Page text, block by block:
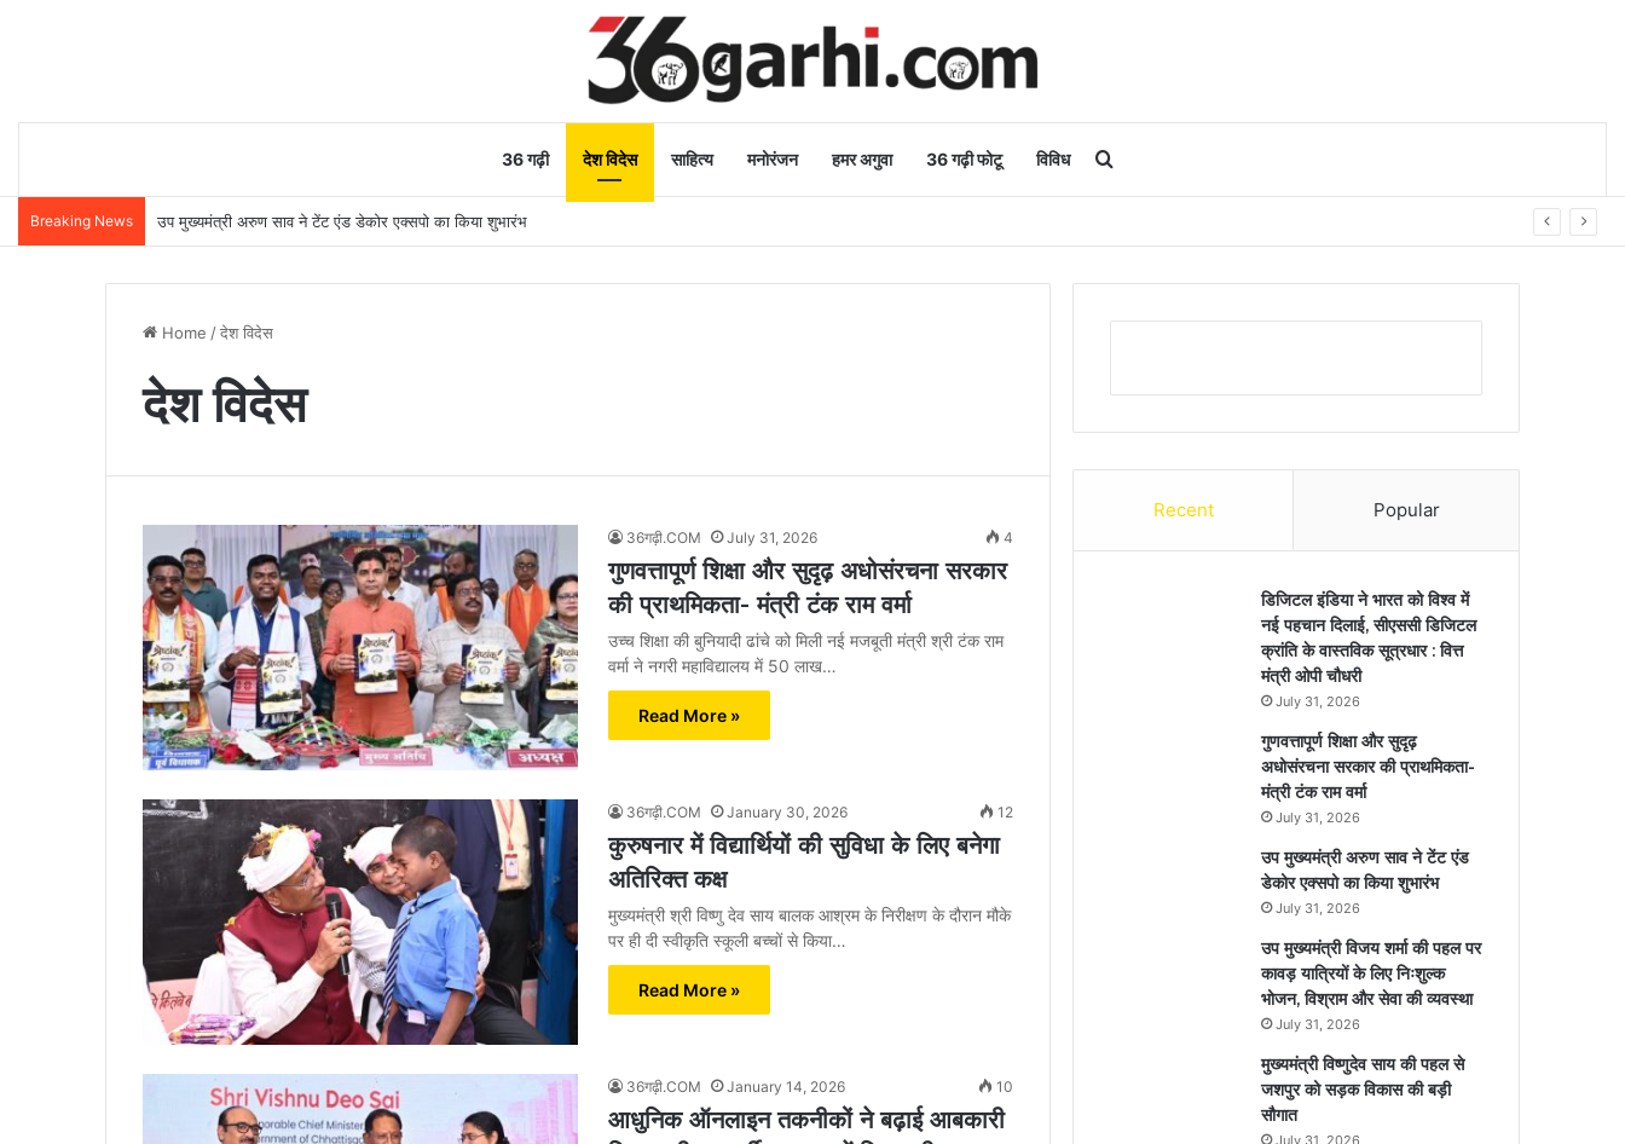
36 गढ़ी देश विदेस साहित्य मनोरंजन हमर अगुवा 36 गढ़ी फोटू विविध
Breaking News उप मुख्यमंत्री अरुण साव ने टेंट एंड डेकोर एक्सपो का किया शुभारंभ
Home /देश विदेस
देश विदेस
36गढ़ी.COM July 31, 2026 4
गुणवत्तापूर्ण शिक्षा और सुदृढ़ अधोसंरचना सरकार
की प्राथमिकता- मंत्री टंक राम वर्मा
उच्च शिक्षा की बुनियादी ढांचे को मिली नई मजबूती मंत्री श्री टंक राम
वर्मा ने नगरी महाविद्यालय में 50 लाख…
Read More »
36गढ़ी.COM January 30, 2026 12
कुरुषनार में विद्यार्थियों की सुविधा के लिए बनेगा
अतिरिक्त कक्ष
मुख्यमंत्री श्री विष्णु देव साय बालक आश्रम के निरीक्षण के दौरान मौके
पर ही दी स्वीकृति स्कूली बच्चों से किया…
Read More »
36गढ़ी.COM January 14, 2026 10
आधुनिक ऑनलाइन तकनीकों ने बढ़ाई आबकारी
Recent Popular
डिजिटल इंडिया ने भारत को विश्व में
नई पहचान दिलाई, सीएससी डिजिटल
क्रांति के वास्तविक सूत्रधार : वित्त
मंत्री ओपी चौधरी
July 31, 2026
गुणवत्तापूर्ण शिक्षा और सुदृढ़
अधोसंरचना सरकार की प्राथमिकता-
मंत्री टंक राम वर्मा
July 31, 2026
उप मुख्यमंत्री अरुण साव ने टेंट एंड
डेकोर एक्सपो का किया शुभारंभ
July 31, 2026
उप मुख्यमंत्री विजय शर्मा की पहल पर
कावड़ यात्रियों के लिए निःशुल्क
भोजन, विश्राम और सेवा की व्यवस्था
July 31, 2026
मुख्यमंत्री विष्णुदेव साय की पहल से
जशपुर को सड़क विकास की बड़ी
सौगात
July 31, 2026